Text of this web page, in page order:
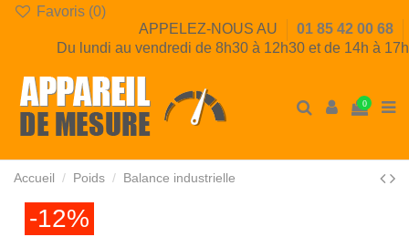
Favoris (0)
APPELEZ-NOUS AU
01 85 42 00 68
Du lundi au vendredi de 8h30 à 12h30 et de 14h à 17h
0
Accueil Poids Balance industrielle
-12%